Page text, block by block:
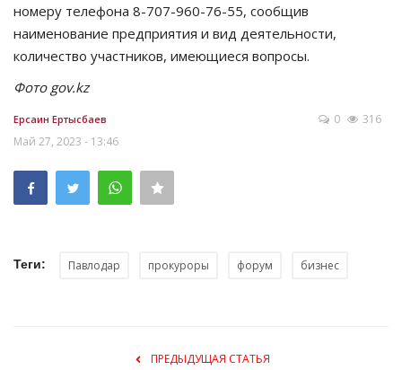
Язык
Қазақша Русский
номеру телефона 8-707-960-76-55, сообщив
наименование предприятия и вид деятельности,
количество участников, имеющиеся вопросы.
Фото gov.kz
Ерсаин Ертысбаев
Май 27, 2023 - 13:46
0 316
Теги: Павлодар прокуроры форум бизнес
ПРЕДЫДУЩАЯ СТАТЬЯ